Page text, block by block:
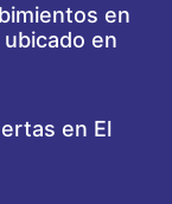
en
en
en El